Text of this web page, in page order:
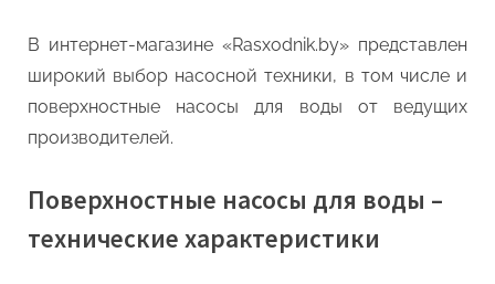
В интернет-магазине «Rasxodnik.by» представлен
широкий выбор насосной техники, в том числе и
поверхностные насосы для воды от ведущих
производителей.
Поверхностные насосы для воды –
технические характеристики